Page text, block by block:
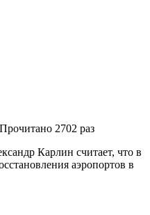
Прочитано 2702 раз
Карлин считает, что в
аэропортов в